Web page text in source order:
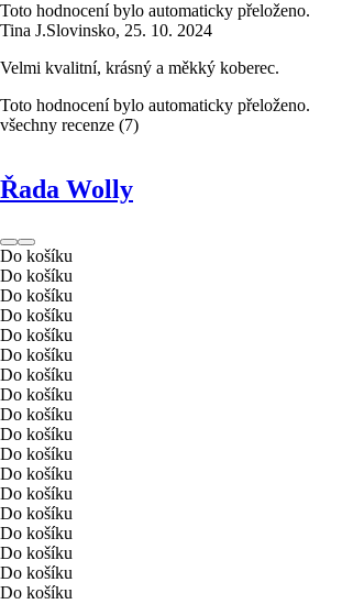
Toto hodnocení bylo automaticky přeloženo.
Tina J.Slovinsko, 25. 10. 2024
Velmi kvalitní, krásný a měkký koberec.
Toto hodnocení bylo automaticky přeloženo.
všechny recenze (7)
Řada Wolly
Do košíku
Do košíku
Do košíku
Do košíku
Do košíku
Do košíku
Do košíku
Do košíku
Do košíku
Do košíku
Do košíku
Do košíku
Do košíku
Do košíku
Do košíku
Do košíku
Do košíku
Do košíku